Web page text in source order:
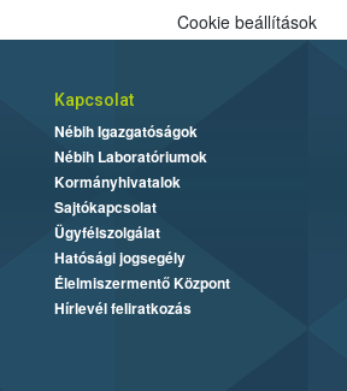
Cookie beállítások
Kapcsolat
Nébih Igazgatóságok
Nébih Laboratóriumok
Kormányhivatalok
Sajtókapcsolat
Ügyfélszolgálat
Hatósági jogsegély
Élelmiszermentő Központ
Hírlevél feliratkozás